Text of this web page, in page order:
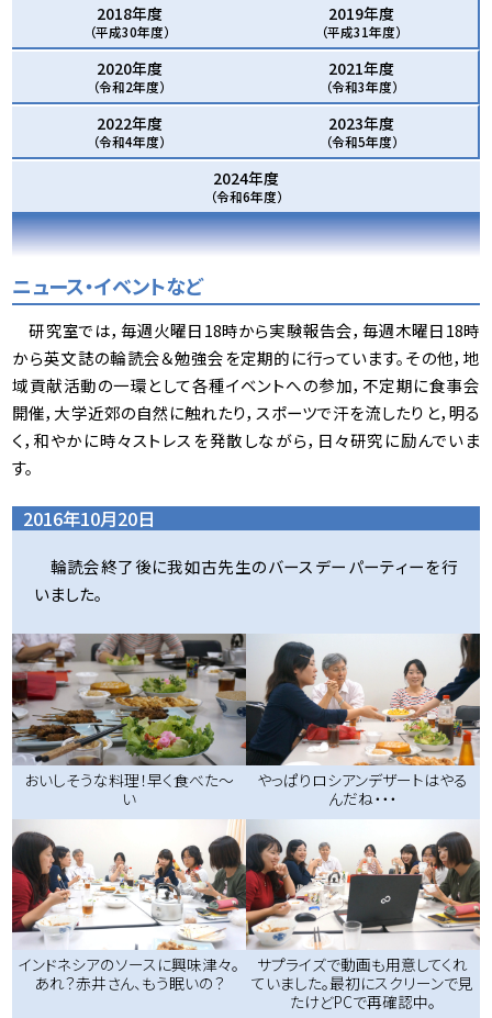
2018年度
（平成30年度）
2019年度
（平成31年度）
2020年度
（令和2年度）
2021年度
（令和3年度）
2022年度
（令和4年度）
2023年度
（令和5年度）
2024年度
（令和6年度）
ニュース・イベントなど
研究室では，毎週火曜日18時から実験報告会，毎週木曜日18時
から英文誌の輪読会＆勉強会を定期的に行っています。その他，地
域貢献活動の一環として各種イベントへの参加，不定期に食事会
開催，大学近郊の自然に触れたり，スポーツで汗を流したりと，明る
く，和やかに時々ストレスを発散しながら，日々研究に励んでいま
す。
2016年10月20日
輪読会終了後に我如古先生のバースデーパーティーを行
いました。
おいしそうな料理！早く食べた～
い
やっぱりロシアンデザートはやる
んだね・・・
インドネシアのソースに興味津々。
あれ？赤井さん、もう眠いの？
サプライズで動画も用意してくれ
ていました。最初にスクリーンで見
たけどPCで再確認中。